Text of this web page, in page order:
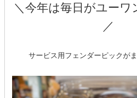
＼今年は毎日がユーワ
／
サービス用フェンダーピックが